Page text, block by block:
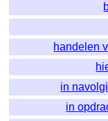
handelen
in
in